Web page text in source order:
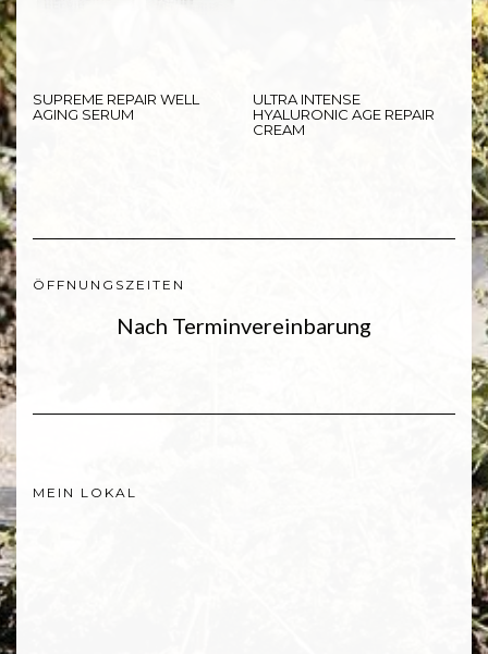
SUPREME REPAIR WELL
AGING SERUM
ULTRA INTENSE
HYALURONIC AGE REPAIR
CREAM
ÖFFNUNGSZEITEN
Nach Terminvereinbarung
MEIN LOKAL